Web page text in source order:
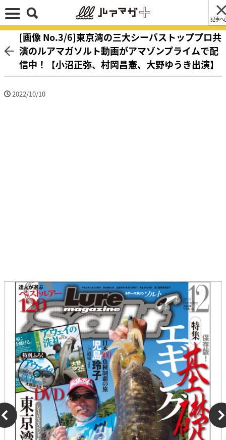
記事へ
[画像 No.3/6]東京湾の三大シーバストッププロ共
演のルアマガソルト動画がアマゾンプライムで配
信中！【小沼正弥、村岡昌憲、大野ゆうき出演】
2022/10/10